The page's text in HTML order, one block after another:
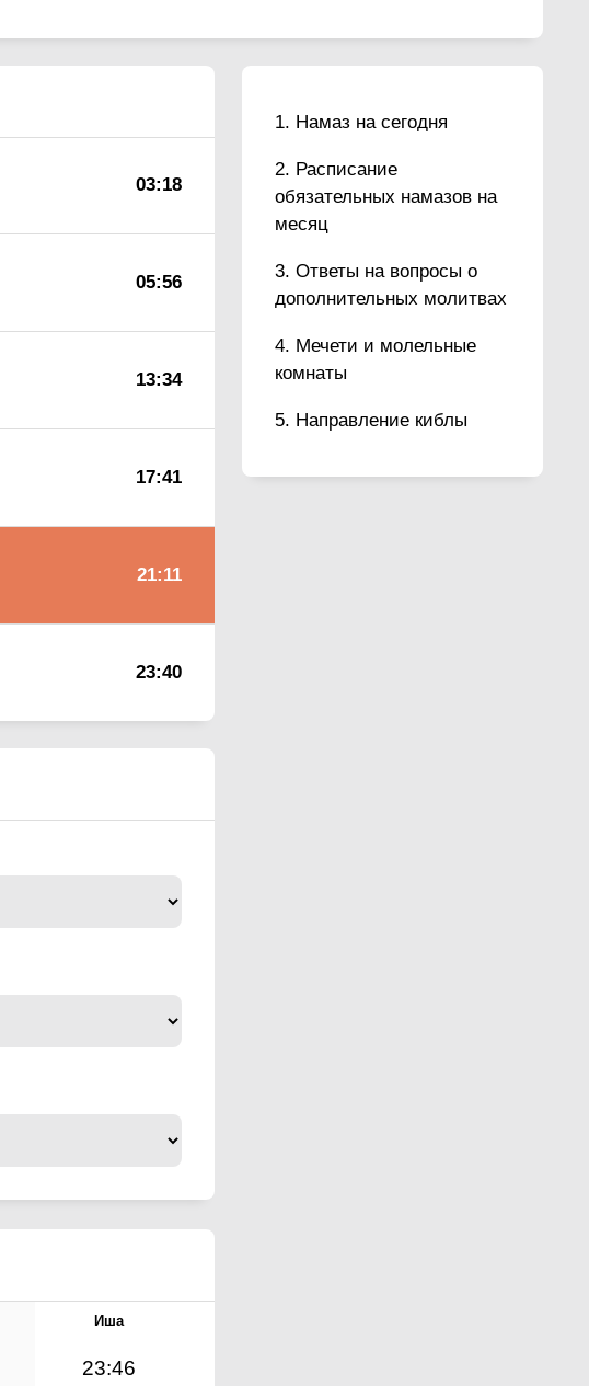
Намаз на сегодня
Расписание
обязательных намазов на
месяц
Ответы на вопросы о
дополнительных молитвах
Мечети и молельные
комнаты
Направление киблы
03:18
05:56
13:34
17:41
21:11
23:40
Иша
23:46